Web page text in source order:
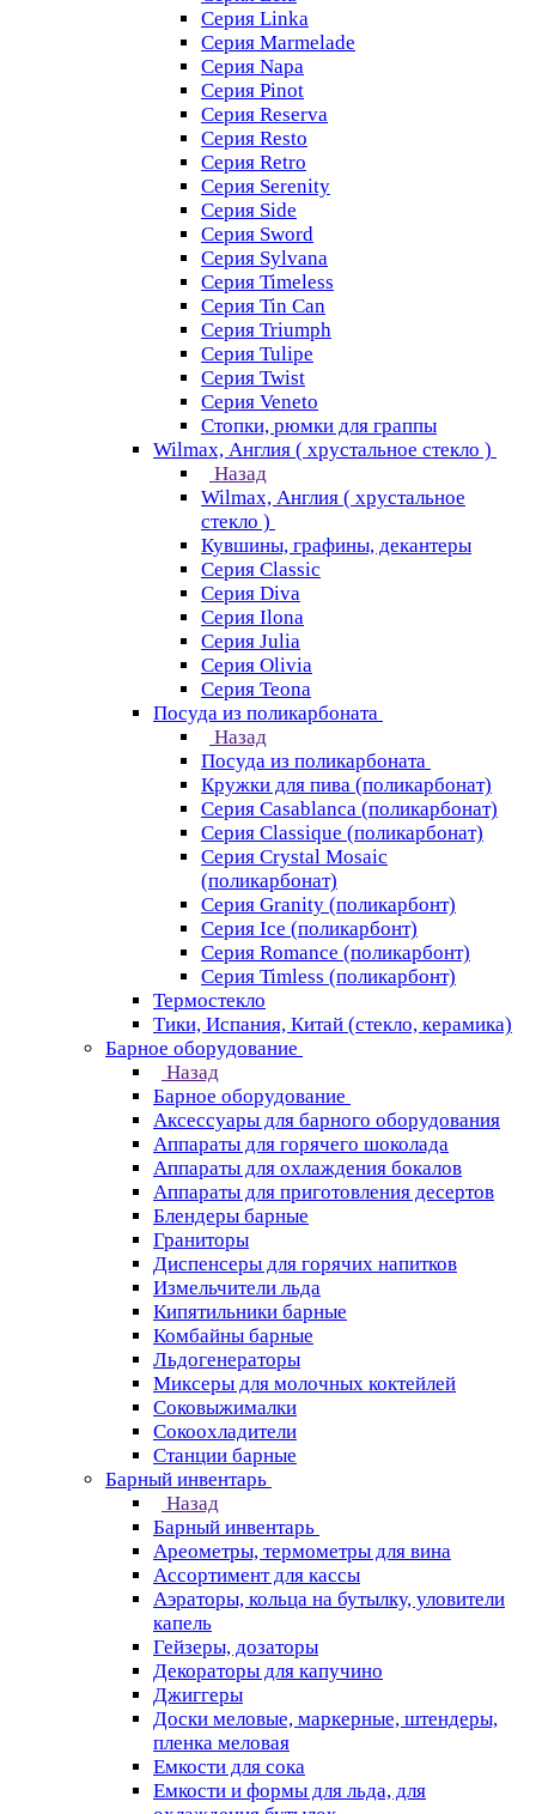
Серия Linka
Серия Marmelade
Серия Napa
Серия Pinot
Серия Reserva
Серия Resto
Серия Retro
Серия Serenity
Серия Side
Серия Sword
Серия Sуlvana
Серия Timeless
Серия Tin Can
Серия Triumph
Серия Tulipe
Серия Twist
Серия Veneto
Стопки, рюмки для граппы
Wilmax, Англия ( хрустальное стекло )
Назад
Wilmax, Англия ( хрустальное
стекло )
Кувшины, графины, декантеры
Серия Classic
Серия Diva
Серия Ilona
Серия Julia
Серия Olivia
Серия Teona
Посуда из поликарбоната
Назад
Посуда из поликарбоната
Кружки для пива (поликарбонат)
Серия Casablanсa (поликарбонат)
Серия Classique (поликарбонат)
Серия Crystal Mosaic
(поликарбонат)
Серия Granity (поликарбонт)
Серия Ice (поликарбонт)
Серия Romance (поликарбонт)
Серия Timless (поликарбонт)
Термостекло
Тики, Испания, Китай (стекло, керамика)
Барное оборудование
Назад
Барное оборудование
Аксессуары для барного оборудования
Аппараты для горячего шоколада
Аппараты для охлаждения бокалов
Аппараты для приготовления десертов
Блендеры барные
Граниторы
Диспенсеры для горячих напитков
Измельчители льда
Кипятильники барные
Комбайны барные
Льдогенераторы
Миксеры для молочных коктейлей
Соковыжималки
Сокоохладители
Станции барные
Барный инвентарь
Назад
Барный инвентарь
Ареометры, термометры для вина
Ассортимент для кассы
Аэраторы, кольца на бутылку, уловители
капель
Гейзеры, дозаторы
Декораторы для капучино
Джиггеры
Доски меловые, маркерные, штендеры,
пленка меловая
Емкости для сока
Емкости и формы для льда, для